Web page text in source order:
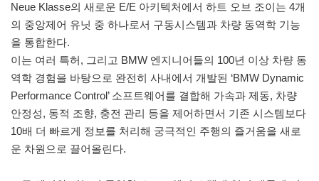
Neue Klasse의 새로운 E/E 아키텍처에서 하트 오브 조이는 4개
의 중앙제어 유닛 중 하나로서 구동시스템과 차량 동역학 기능
을 통합한다.
이는 여러 특허, 그리고 BMW 엔지니어들의 100년 이상 차량 동
역학 경험을 바탕으로 완전히 사내에서 개발된 ‘BMW Dynamic
Performance Control’ 소프트웨어를 결합해 가속과 제동, 차량
안정성, 동적 조향, 충전 관리 등을 제어하면서 기존 시스템보다
10배 더 빠르게 정보를 처리해 궁극적인 주행의 즐거움을 새로
운 차원으로 끌어올린다.